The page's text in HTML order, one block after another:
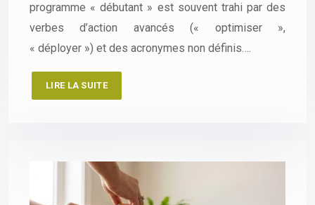
programme « débutant » est souvent trahi par des
verbes d’action avancés (« optimiser »,
« déployer ») et des acronymes non définis….
LIRE LA SUITE